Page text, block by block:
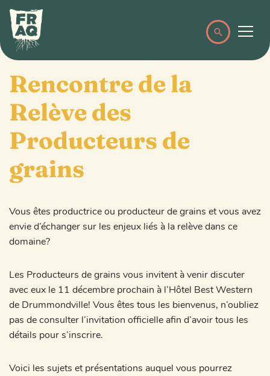
Rencontre de la
Relève des
Producteurs de
grains
Vous êtes productrice ou producteur de grains et vous avez
envie d’échanger sur les enjeux liés à la relève dans ce
domaine?
Les Producteurs de grains vous invitent à venir discuter
avec eux le 11 décembre prochain à l’Hôtel Best Western
de Drummondville! Vous êtes tous les bienvenus, n’oubliez
pas de consulter l’invitation officielle afin d’avoir tous les
détails pour s’inscrire.
Voici les sujets et présentations auquel vous pourrez